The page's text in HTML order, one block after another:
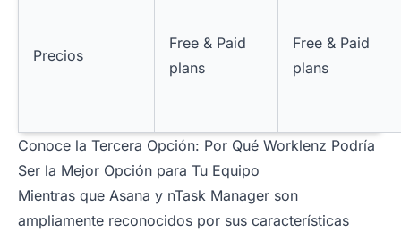
Precios
Free & Paid
plans
Free & Paid
plans
Conoce la Tercera Opción: Por Qué Worklenz Podría
Ser la Mejor Opción para Tu Equipo
Mientras que Asana y nTask Manager son
ampliamente reconocidos por sus características